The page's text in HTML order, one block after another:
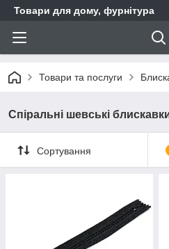
Товари для дому, фурнітура
Товари та послуги
Спіральні шевські
Сортування